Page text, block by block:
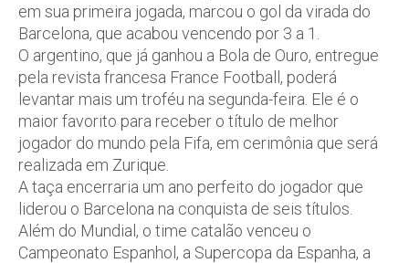
em sua primeira jogada, marcou o gol da virada do
Barcelona, que acabou vencendo por 3 a 1.
O argentino, que já ganhou a Bola de Ouro, entregue
pela revista francesa France Football, poderá
levantar mais um troféu na segunda-feira. Ele é o
maior favorito para receber o título de melhor
jogador do mundo pela Fifa, em cerimônia que será
realizada em Zurique.
A taça encerraria um ano perfeito do jogador que
liderou o Barcelona na conquista de seis títulos.
Além do Mundial, o time catalão venceu o
Campeonato Espanhol, a Supercopa da Espanha, a